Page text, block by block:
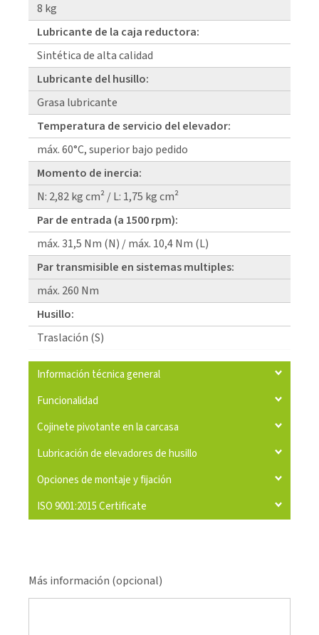
8 kg
Lubricante de la caja reductora:
Sintética de alta calidad
Lubricante del husillo:
Grasa lubricante
Temperatura de servicio del elevador:
máx. 60°C, superior bajo pedido
Momento de inercia:
N: 2,82 kg cm² / L: 1,75 kg cm²
Par de entrada (a 1500 rpm):
máx. 31,5 Nm (N) / máx. 10,4 Nm (L)
Par transmisible en sistemas multiples:
máx. 260 Nm
Husillo:
Traslación (S)
Información técnica general
Funcionalidad
Cojinete pivotante en la carcasa
Lubricación de elevadores de husillo
Opciones de montaje y fijación
ISO 9001:2015 Certificate
Más información (opcional)